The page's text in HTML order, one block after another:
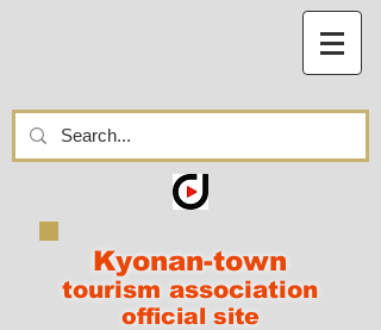
Kyonan-town
tourism association
official site